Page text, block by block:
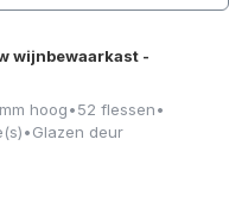
wijnbewaarkast -
hoog•52 flessen•
•Glazen deur